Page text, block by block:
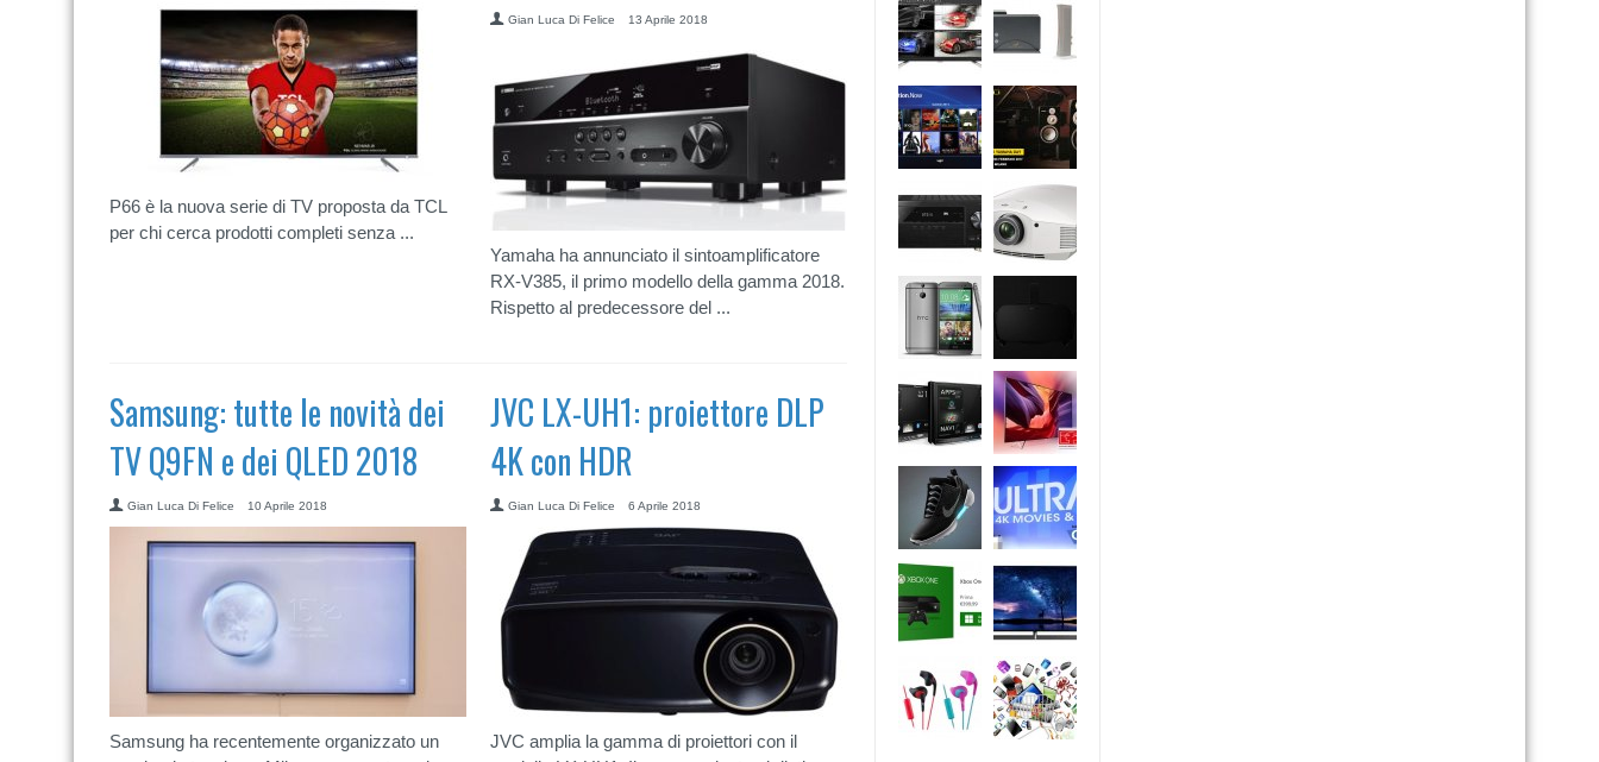
P66 è la nuova serie di TV proposta da TCL
per chi cerca prodotti completi senza ...
Gian Luca Di Felice 13 Aprile 2018
Yamaha ha annunciato il sintoamplificatore
RX-V385, il primo modello della gamma 2018.
Rispetto al predecessore del ...
Samsung: tutte le novità dei
TV Q9FN e dei QLED 2018
Gian Luca Di Felice 10 Aprile 2018
Samsung ha recentemente organizzato un
JVC LX-UH1: proiettore DLP
4K con HDR
Gian Luca Di Felice 6 Aprile 2018
JVC amplia la gamma di proiettori con il